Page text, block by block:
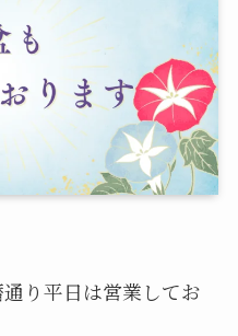
記事コラム
テゴリー
り平日は営業してお